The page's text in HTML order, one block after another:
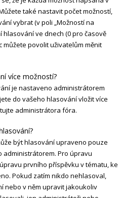
také nastavit počet možností,
vybrat (v poli „Možností na
hlasování ve dnech (0 pro časově
povolit uživatelům měnit
více možností?
je nastaveno administrátorem
do vašeho hlasování vložit více
administrátora fóra.
být hlasování upraveno pouze
Pro úpravu
prvního příspěvku v tématu, ke
Pokud zatím nikdo nehlasoval,
nebo v něm upravit jakoukoliv